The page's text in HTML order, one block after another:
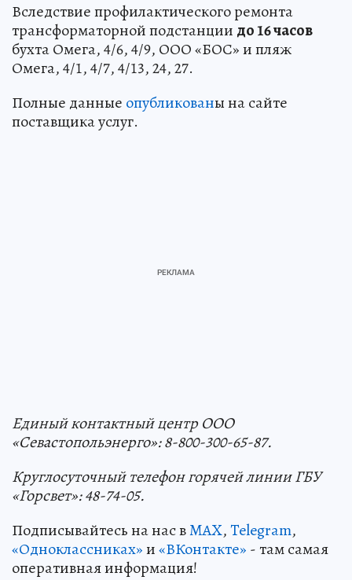
Вследствие профилактического ремонта
трансформаторной подстанции до 16 часов
бухта Омега, 4/6, 4/9, ООО «БОС» и пляж
Омега, 4/1, 4/7, 4/13, 24, 27.
Полные данные опубликованы на сайте
поставщика услуг.
Единый контактный центр OOO
«Севастопольэнерго»: 8-800-300-65-87.
Круглосуточный телефон горячей линии ГБУ
«Горсвет»: 48-74-05.
Подписывайтесь на нас вMAX,Telegram,
«Одноклассниках»и«ВКонтакте» - там самая
оперативная информация!